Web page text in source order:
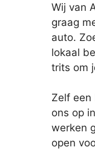
Wij van
graag
auto.
lokaal
trits om
Zelf een
ons op
werken
open